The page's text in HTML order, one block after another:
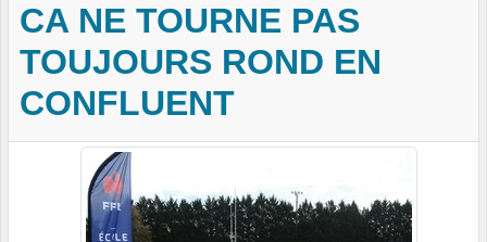
CA NE TOURNE PAS
TOUJOURS ROND EN
CONFLUENT